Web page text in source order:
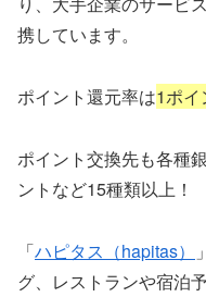
携しています。
ポイント還元率は1ポイ
ポイント交換先も各種
ントなど15種類以上！
「ハピタス（hapitas）
グ、レストランや宿泊